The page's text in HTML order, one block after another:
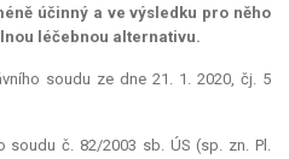
účinný a ve výsledku pro něho
léčebnou alternativu.
soudu ze dne 21. 1. 2020, čj. 5
soudu č. 82/2003 sb. ÚS (sp. zn. Pl.